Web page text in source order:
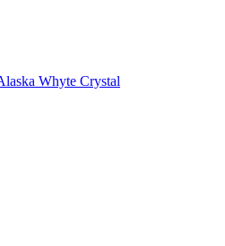
Whyte Crystal